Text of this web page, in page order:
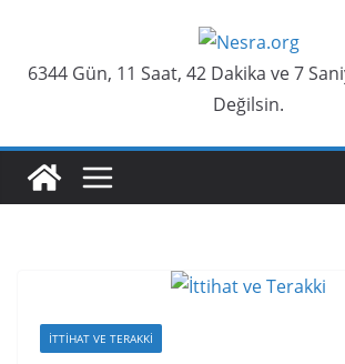
content
6344 Gün, 11 Saat, 42 Dakika ve 8
Değilsin.
İTTIHAT VE TERAKKI